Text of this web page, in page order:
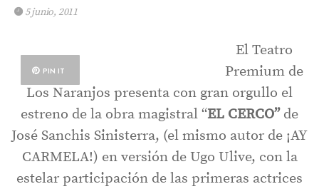
5 junio, 2011
PIN IT
El Teatro
Premium de
Los Naranjos presenta con gran orgullo el
estreno de la obra magistral “EL CERCO”de
José Sanchis Sinisterra, (el mismo autor de ¡AY
CARMELA!) en versión de Ugo Ulive, con la
estelar participación de las primeras actrices